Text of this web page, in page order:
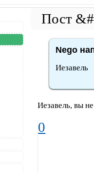
Nego
Иезавель
Иезавель, вы
0